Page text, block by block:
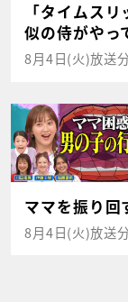
「タイムス
似の侍がやっ
8月4日(火)放送
ママを振り回
8月4日(火)放送